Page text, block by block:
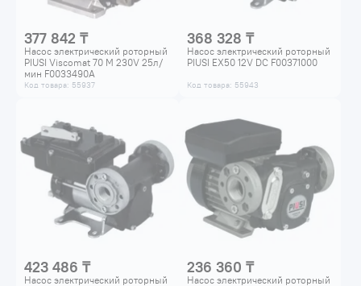
377 842 ₸
Насос электрический роторный
PIUSI Viscomat 70 M 230V 25л/
мин F0033490A
Код товара: 55937
368 328 ₸
Насос электрический роторный
PIUSI EX50 12V DC F00371000
Код товара: 55943
423 486 ₸
Насос электрический роторный
236 360 ₸
Насос электрический роторный